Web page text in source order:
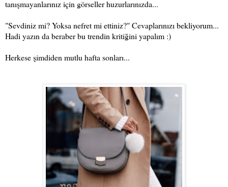
tanışmayanlarınız için görseller huzurlarınızda...
"Sevdiniz mi? Yoksa nefret mi ettiniz?" Cevaplarınızı bekliyorum...
Hadi yazın da beraber bu trendin kritiğini yapalım :)
Herkese şimdiden mutlu hafta sonları...